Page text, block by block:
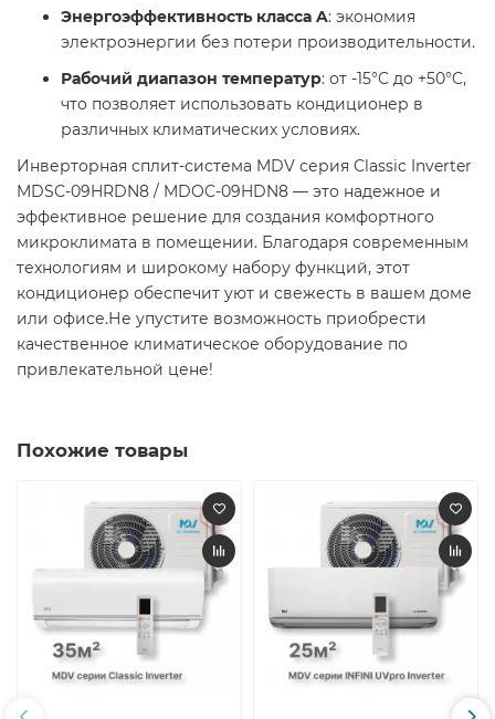
Энергоэффективность класса A: экономия
электроэнергии без потери производительности.
Рабочий диапазон температур: от -15°C до +50°C,
что позволяет использовать кондиционер в
различных климатических условиях. ​
Инверторная сплит-система MDV серия Classic Inverter
MDSC-09HRDN8 / MDOC-09HDN8 — это надежное и
эффективное решение для создания комфортного
микроклимата в помещении. Благодаря современным
технологиям и широкому набору функций, этот
кондиционер обеспечит уют и свежесть в вашем доме
или офисе.Не упустите возможность приобрести
качественное климатическое оборудование по
привлекательной цене! ️​
Похожие товары